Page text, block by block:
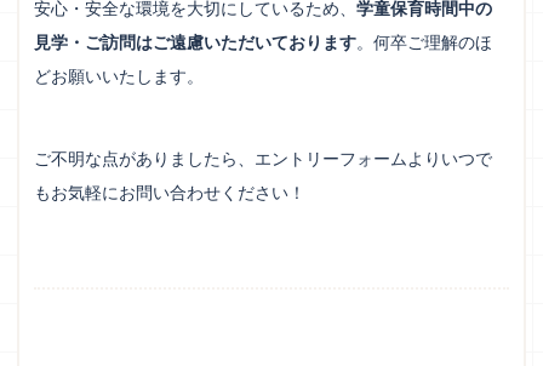
安心・安全な環境を大切にしているため、学童保育時間中の
見学・ご訪問はご遠慮いただいております。何卒ご理解のほ
どお願いいたします。
ご不明な点がありましたら、エントリーフォームよりいつで
もお気軽にお問い合わせください！